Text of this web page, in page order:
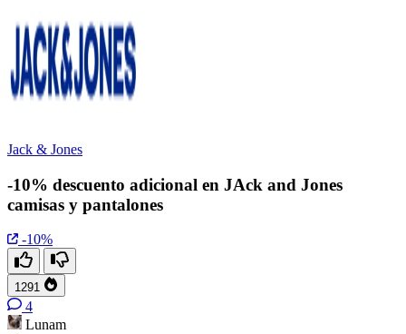
Jack & Jones
-10% descuento adicional en JAck and Jones
camisas y pantalones
-10%
1291
4
Lunam